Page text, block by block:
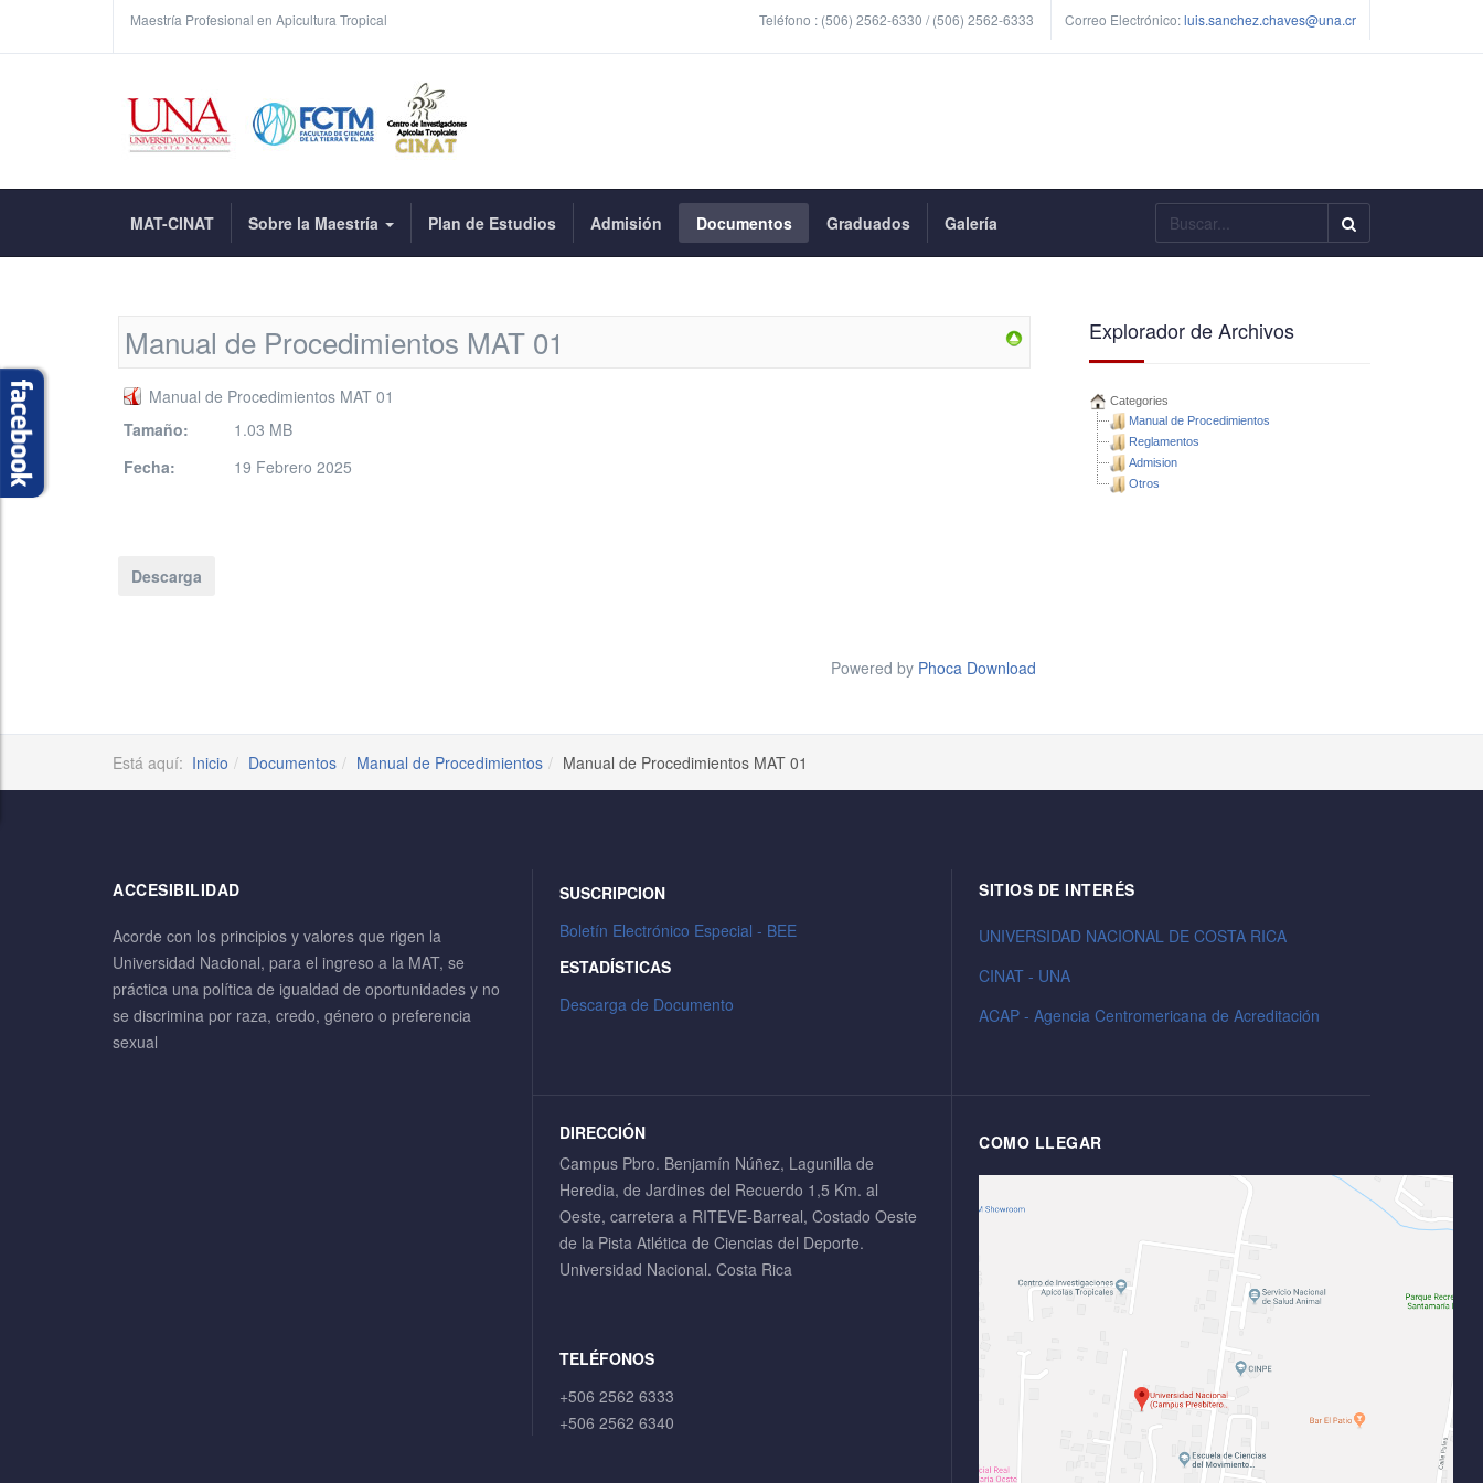
Maestría Profesional en Apicultura Tropical Teléfono : (506) 2562-6330 / (506) 2562-6333 Correo Electrónico:luis.sanchez.chaves@una.cr
MAT-CINAT Sobre la Maestría Plan de Estudios Admisión Documentos Graduados Galería Buscar...
Manual de Procedimientos MAT 01
Manual de Procedimientos MAT 01
Tamaño:
1.03 MB
Fecha:
19 Febrero 2025
Powered by Phoca Download
Explorador de Archivos
Categories
Manual de Procedimientos
Reglamentos
Admision
Otros
Está aquí: Inicio Documentos Manual de Procedimientos Manual de Procedimientos MAT 01
ACCESIBILIDAD
Acorde con los principios y valores que rigen la
Universidad Nacional, para el ingreso a la MAT, se
práctica una política de igualdad de oportunidades y no
se discrimina por raza, credo, género o preferencia
sexual
SUSCRIPCION
Boletín Electrónico Especial - BEE
ESTADÍSTICAS
Descarga de Documento
DIRECCIÓN
Campus Pbro. Benjamín Núñez, Lagunilla de
Heredia, de Jardines del Recuerdo 1,5 Km. al
Oeste, carretera a RITEVE-Barreal, Costado Oeste
de la Pista Atlética de Ciencias del Deporte.
Universidad Nacional. Costa Rica
TELÉFONOS
+506 2562 6333
+506 2562 6340
SITIOS DE INTERÉS
UNIVERSIDAD NACIONAL DE COSTA RICA
CINAT - UNA
ACAP - Agencia Centromericana de Acreditación
COMO LLEGAR